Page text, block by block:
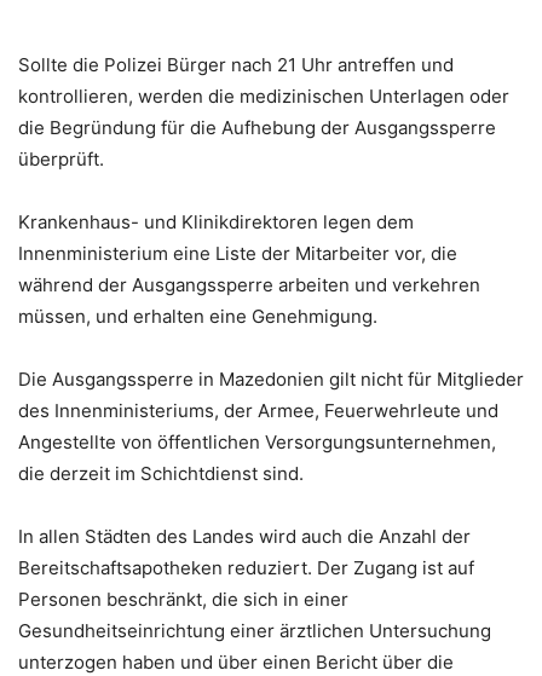
Sollte die Polizei Bürger nach 21 Uhr antreffen und
kontrollieren, werden die medizinischen Unterlagen oder
die Begründung für die Aufhebung der Ausgangssperre
überprüft.
Krankenhaus- und Klinikdirektoren legen dem
Innenministerium eine Liste der Mitarbeiter vor, die
während der Ausgangssperre arbeiten und verkehren
müssen, und erhalten eine Genehmigung.
Die Ausgangssperre in Mazedonien gilt nicht für Mitglieder
des Innenministeriums, der Armee, Feuerwehrleute und
Angestellte von öffentlichen Versorgungsunternehmen,
die derzeit im Schichtdienst sind.
In allen Städten des Landes wird auch die Anzahl der
Bereitschaftsapotheken reduziert. Der Zugang ist auf
Personen beschränkt, die sich in einer
Gesundheitseinrichtung einer ärztlichen Untersuchung
unterzogen haben und über einen Bericht über die